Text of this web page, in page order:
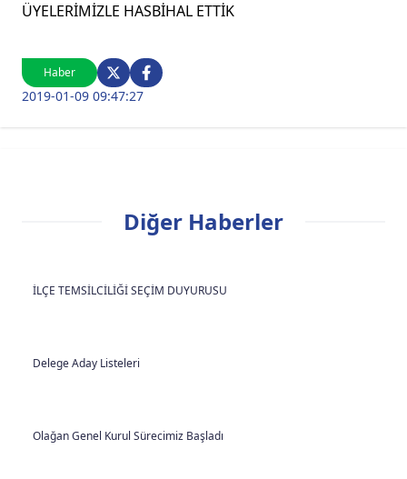
Haber
2019-01-09 09:47:27
ÜYELERİMİZLE HASBİHAL ETTİK
Diğer Haberler
İLÇE TEMSİLCİLİĞİ SEÇİM DUYURUSU
Delege Aday Listeleri
Olağan Genel Kurul Sürecimiz Başladı